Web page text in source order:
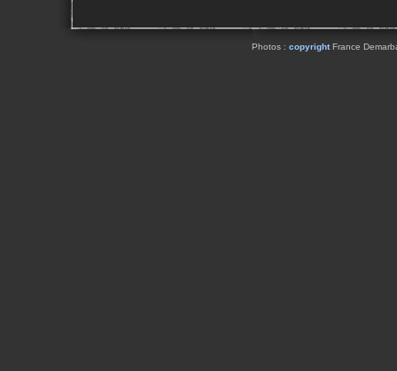
Photos : copyrightFrance